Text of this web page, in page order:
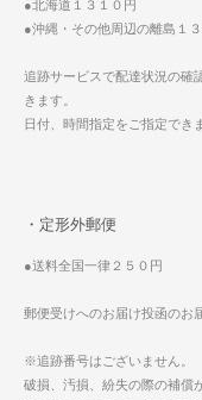
●北海道１３１０円
●沖縄・その他周辺の離島１
追跡サービスで配達状況の確
きます。
日付、時間指定をご指定でき
・定形外郵便
●送料全国一律２５０円
郵便受けへのお届け投函のお
※追跡番号はございません。
破損、汚損、紛失の際の補償